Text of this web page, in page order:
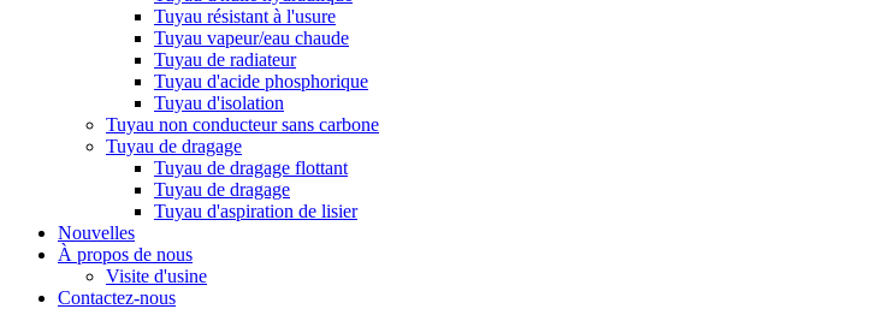
Tuyau résistant à l'usure
Tuyau vapeur/eau chaude
Tuyau de radiateur
Tuyau d'acide phosphorique
Tuyau d'isolation
Tuyau non conducteur sans carbone
Tuyau de dragage
Tuyau de dragage flottant
Tuyau de dragage
Tuyau d'aspiration de lisier
Nouvelles
À propos de nous
Visite d'usine
Contactez-nous